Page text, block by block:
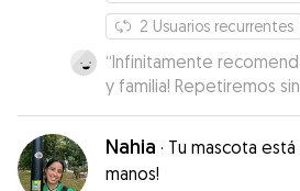
2 Usuarios recurrentes
“Infinitamente
y familia! Repetiremos
Nahia · Tu mascota
manos!